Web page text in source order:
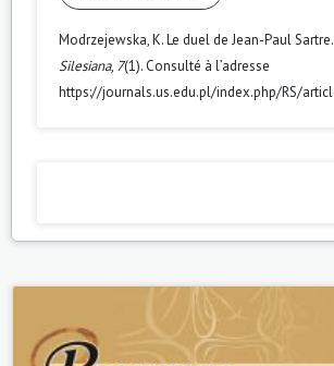
Modrzejewska, K. Le duel de Jean-Paul Sartre.
Silesiana, 7(1). Consulté à l’adresse
https://journals.us.edu.pl/index.php/RS/